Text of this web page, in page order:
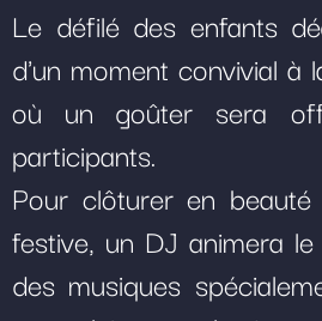
Le défilé des enfants
d'un moment convivial à
où un goûter sera
participants.
Pour clôturer en
festive, un DJ animera
des musiques